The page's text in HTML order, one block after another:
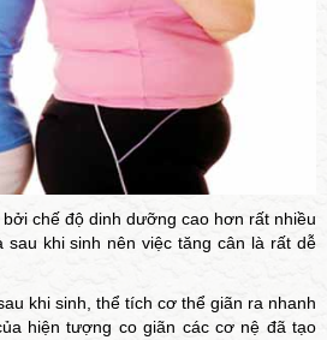
chế độ dinh dưỡng cao hơn rất nhiều
sau khi sinh nên việc tăng cân là rất dễ
khi sinh, thể tích cơ thể giãn ra nhanh
hiện tượng co giãn các cơ nệ đã tạo